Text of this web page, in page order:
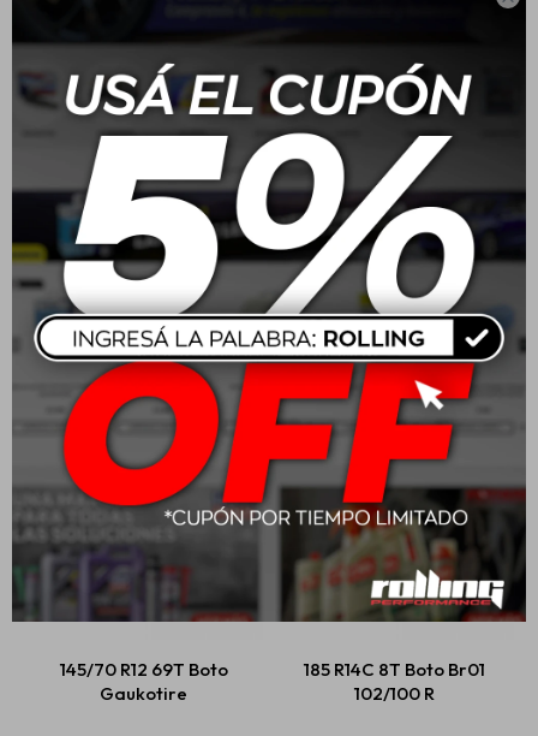
185/70 R14 88T Boto
USD82,00
225/45 R17 91W Boto
Vantage H-8
USD107,00
145/70 R12 69T Boto
Gaukotire
185 R14C 8T Boto Br01
102/100 R